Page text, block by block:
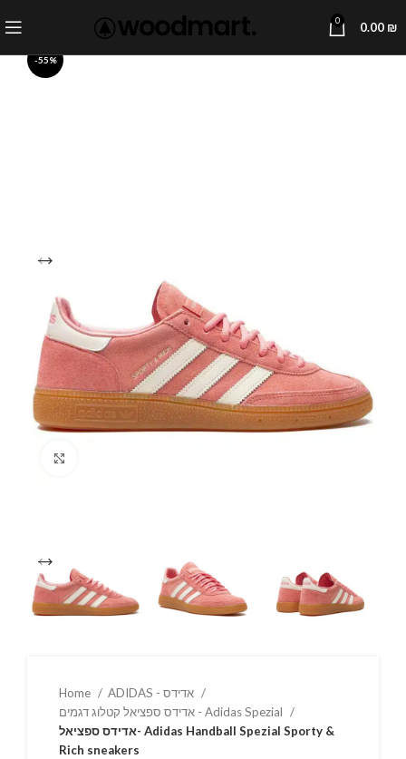
0 0.00 ₪
-55%
Home
אדידס ספציאל קטלוג דגמים - Adidas Spezial
אדידס ספציאל- Adidas Handball Spezial Sporty &
Rich sneakers